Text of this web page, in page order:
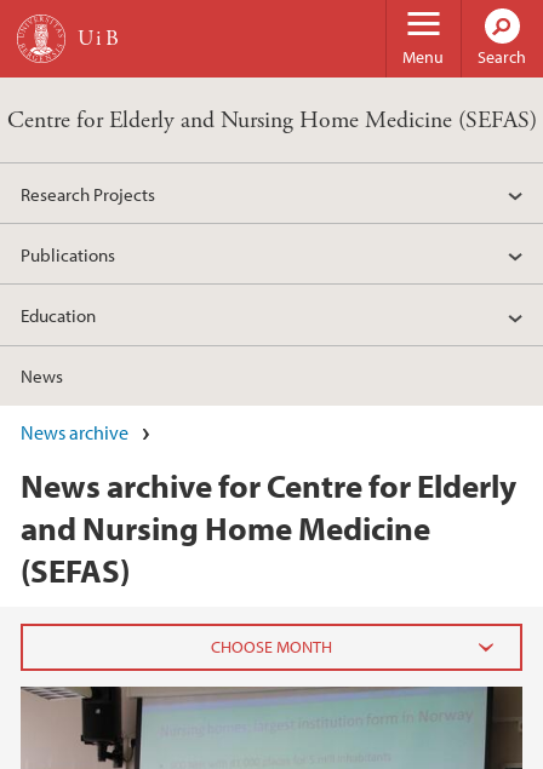
Skip to main content
Menu Search
Centre for Elderly and Nursing Home Medicine (SEFAS)
Research Projects
Publications
Education
News
News archive
News archive for Centre for Elderly
and Nursing Home Medicine
(SEFAS)
2024